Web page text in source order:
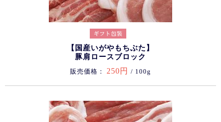
【国産いがやもちぶた】
豚肩ロースブロック
販売価格： 250円 / 100g